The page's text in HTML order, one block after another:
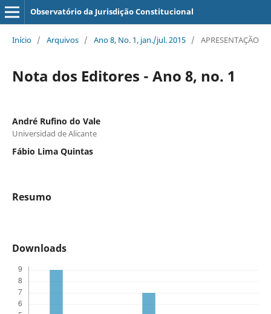
Observatório da Jurisdição Constitucional
Início / Arquivos / Ano 8, No. 1, jan./jul. 2015 / APRESENTAÇÃO
Nota dos Editores - Ano 8, no. 1
André Rufino do Vale
Universidad de Alicante
Fábio Lima Quintas
Resumo
Downloads